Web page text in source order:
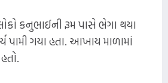
કનુભાઈની રૂમ પાસે ભેગા થયા
પામી ગયા હતા. આખાય માળામાં